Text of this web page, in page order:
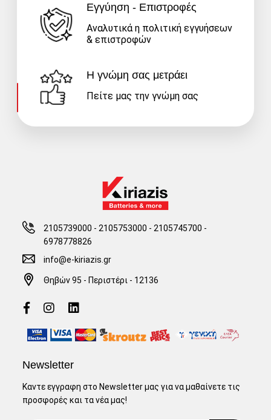
Εγγύηση - Επιστροφές
Αναλυτικά η πολιτική εγγυήσεων
& επιστροφών
Η γνώμη σας μετράει
Πείτε μας την γνώμη σας
2105739000 - 2105753000 -2105745700 -
6978778826
info@e-kiriazis.gr
Θηβών 95 - Περιστέρι - 12136
Newsletter
Καντε εγγραφη στο Newsletter μας για να μαθαίνετε τις
προσφορές και τα νέα μας!